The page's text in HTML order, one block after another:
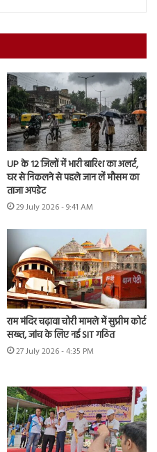
UP के 12 जिलों में भारी बारिश का अलर्ट,
घर से निकलने से पहले जान लें मौसम का
ताजा अपडेट
29 July 2026 - 9:41 AM
राम मंदिर चढ़ावा चोरी मामले में सुप्रीम कोर्ट
सख्त, जांच के लिए नई SIT गठित
27 July 2026 - 4:35 PM